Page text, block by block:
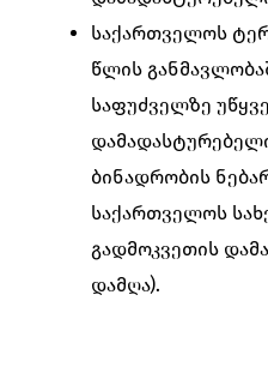
საქართველოს
წლის
საფუძველზე
ბინადრობის
საქართველოს
გადმოკვეთის
დამღა).